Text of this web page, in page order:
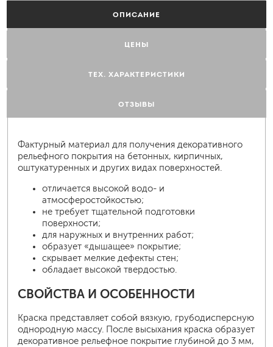
ОПИСАНИЕ
ЦЕНЫ
ТЕХ. ХАРАКТЕРИСТИКИ
ОТЗЫВЫ
Фактурный материал для получения декоративного
рельефного покрытия на бетонных, кирпичных,
оштукатуренных и других видах поверхностей.
отличается высокой водо- и
атмосферостойкостью;
не требует тщательной подготовки
поверхности;
для наружных и внутренних работ;
образует «дышащее» покрытие;
скрывает мелкие дефекты стен;
обладает высокой твердостью.
СВОЙСТВА И ОСОБЕННОСТИ
Краска представляет собой вязкую, грубодисперсную
однородную массу. После высыхания краска образует
декоративное рельефное покрытие глубиной до 3 мм,